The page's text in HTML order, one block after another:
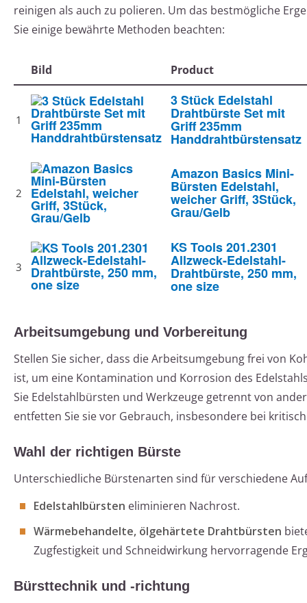
reinigen als auch zu polieren. Um das bestmögliche
Sie einige bewährte Methoden beachten:
Bild Product
1
3 Stück Edelstahl
Drahtbürste Set mit
Griff 235mm
Handdrahtbürstensatz
2
Amazon Basics Mini-
Bürsten Edelstahl,
weicher Griff, 3Stück,
Grau/Gelb
3
KS Tools 201.2301
Allzweck-Edelstahl-
Drahtbürste, 250 mm,
one size
Arbeitsumgebung und Vorbereitung
Stellen Sie sicher, dass die Arbeitsumgebung frei von
ist, um eine Kontamination und Korrosion des
Sie Edelstahlbürsten und Werkzeuge getrennt von
entfetten Sie sie vor Gebrauch, insbesondere bei
Wahl der richtigen Bürste
Unterschiedliche Bürstenarten sind für verschiedene
Edelstahlbürsten eliminieren Nachrost.
Wärmebehandelte, ölgehärtete Drahtbürsten
Zugfestigkeit und Schneidwirkung hervorragende
Bürsttechnik und -richtung